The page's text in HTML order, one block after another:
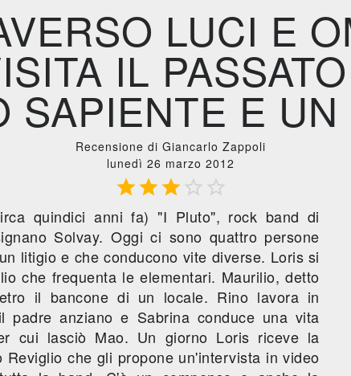
LUCI E
IL
SAPIENTE E
Recensione di Giancarlo Zappoli
lunedì 26 marzo 2012
  
quindici anni fa) "I Pluto", rock band di
Solvay. Oggi ci sono quattro persone
litigio e che conducono vite diverse. Loris si
che frequenta le elementari. Maurilio, detto
il bancone di un locale. Rino lavora in
padre anziano e Sabrina conduce una vita
cui lasciò Mao. Un giorno Loris riceve la
Reviglio che gli propone un'intervista in video